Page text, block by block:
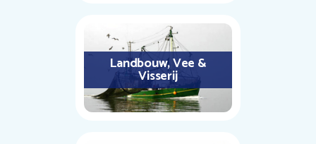
Landbouw, Vee &
Visserij